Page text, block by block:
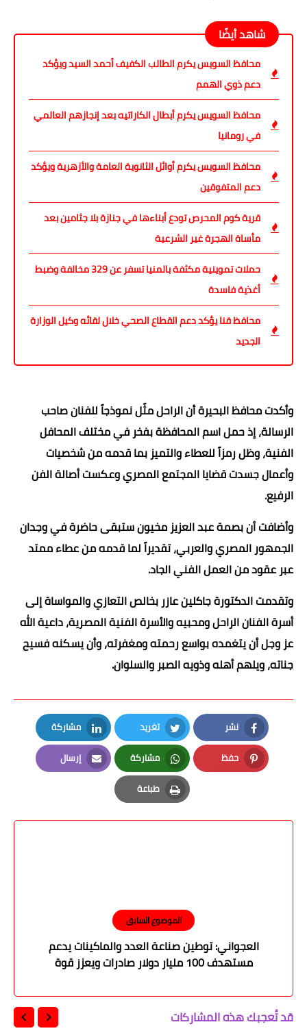
شاهد أيضًا
محافظ السويس يكرم الطالب الكفيف أحمد السيد ويؤكد
دعم ذوي الهمم
محافظ السويس يكرم أبطال الكاراتيه بعد إنجازهم العالمي
في رومانيا
محافظ السويس يكرم أوائل الثانوية العامة والأزهرية ويؤكد
دعم المتفوقين
قرية كوم المحرص تودع أبناءها في جنازة بلا جثامين بعد
مأساة الهجرة غير الشرعية
حملات تموينية مكثفة بالمنيا تسفر عن 329 مخالفة وضبط
أغذية فاسدة
محافظ قنا يؤكد دعم القطاع الصحي خلال لقائه وكيل الوزارة
الجديد
وأكدت محافظ البحيرة أن الراحل مثّل نموذجاً للفنان صاحب
الرسالة، إذ حمل اسم المحافظة بفخر في مختلف المحافل
الفنية، وظل رمزاً للعطاء والتميز بما قدمه من شخصيات
وأعمال جسدت قضايا المجتمع المصري وعكست أصالة الفن
الرفيع.
وأضافت أن بصمة عبد العزيز مخيون ستبقى حاضرة في وجدان
الجمهور المصري والعربي، تقديراً لما قدمه من عطاء ممتد
عبر عقود من العمل الفني الجاد.
وتقدمت الدكتورة جاكلين عازر بخالص التعازي والمواساة إلى
أسرة الفنان الراحل ومحبيه والأسرة الفنية المصرية، داعية الله
عز وجل أن يتغمده بواسع رحمته ومغفرته، وأن يسكنه فسيح
جناته، ويلهم أهله وذويه الصبر والسلوان.
نشر
Facebook
تغريد
Twitter
مشاركة
LinkedIn
حفظ
Pinterest
مشاركة
Whatsapp
إرسال
Email
طباعة
Print
الموضوع السابق
العجواني: توطين صناعة العدد والماكينات يدعم
مستهدف 100 مليار دولار صادرات ويعزز قوة
قد تُعجبك هذه المشاركات